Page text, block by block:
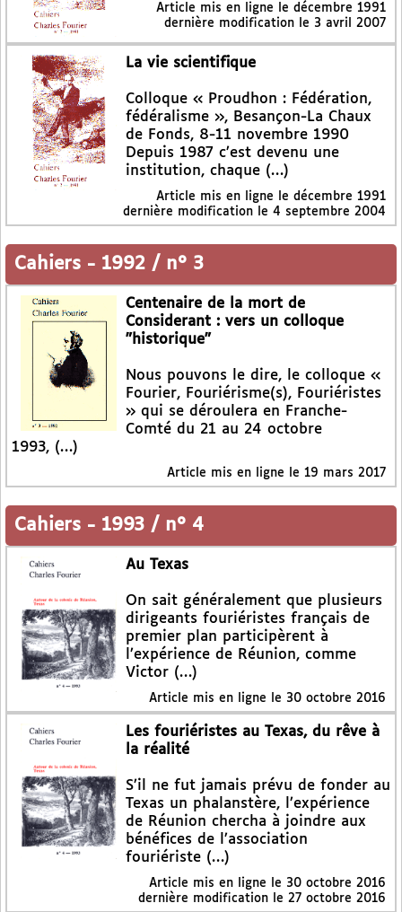
Article mis en ligne le décembre 1991
dernière modification le 3 avril 2007
La vie scientifique
Colloque « Proudhon : Fédération,
fédéralisme », Besançon-La Chaux
de Fonds, 8-11 novembre 1990
Depuis 1987 c’est devenu une
institution, chaque (…)
Article mis en ligne le décembre 1991
dernière modification le 4 septembre 2004
Cahiers - 1992 / n° 3
Centenaire de la mort de
Considerant : vers un colloque
"historique"
Nous pouvons le dire, le colloque «
Fourier, Fouriérisme(s), Fouriéristes
» qui se déroulera en Franche-
Comté du 21 au 24 octobre
1993, (…)
Article mis en ligne le 19 mars 2017
Cahiers - 1993 / n° 4
Au Texas
On sait généralement que plusieurs
dirigeants fouriéristes français de
premier plan participèrent à
l’expérience de Réunion, comme
Victor (…)
Article mis en ligne le 30 octobre 2016
Les fouriéristes au Texas, du rêve à
la réalité
S’il ne fut jamais prévu de fonder au
Texas un phalanstère, l’expérience
de Réunion chercha à joindre aux
bénéfices de l’association
fouriériste (…)
Article mis en ligne le 30 octobre 2016
dernière modification le 27 octobre 2016